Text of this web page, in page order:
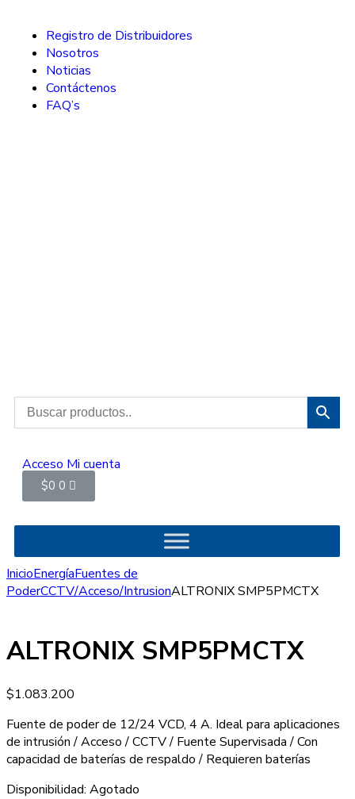
Registro de Distribuidores
Nosotros
Noticias
Contáctenos
FAQ’s
Acceso Mi cuenta
$0 0
InicioEnergíaFuentes de
PoderCCTV/Acceso/IntrusionALTRONIX SMP5PMCTX
ALTRONIX SMP5PMCTX
$1.083.200
Fuente de poder de 12/24 VCD, 4 A. Ideal para aplicaciones
de intrusión / Acceso / CCTV / Fuente Supervisada / Con
capacidad de baterías de respaldo / Requieren baterías
Disponibilidad: Agotado